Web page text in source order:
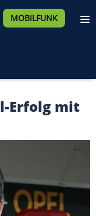
MOBILFUNK
Erfolg mit